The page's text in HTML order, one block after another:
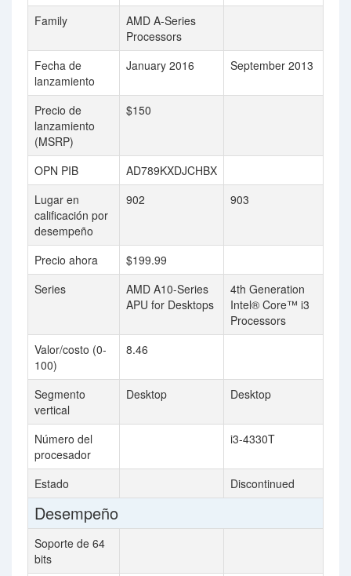
Family
AMD A-Series
Processors
Fecha de
lanzamiento
January 2016 September 2013
Precio de
lanzamiento
(MSRP)
$150
OPN PIB
AD789KXDJCHBX
Lugar en
calificación por
desempeño
902 903
Precio ahora
$199.99
Series
AMD A10-Series
APU for Desktops
4th Generation
Intel® Core™ i3
Processors
Valor/costo (0-
100)
8.46
Segmento
vertical
Desktop Desktop
Número del
procesador
i3-4330T
Estado Discontinued
Desempeño
Soporte de 64
bits